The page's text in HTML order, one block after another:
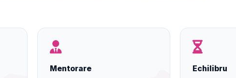
Mentorare Echilibru